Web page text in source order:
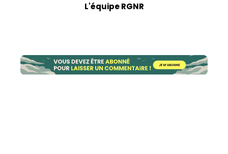
L'équipe RGNR